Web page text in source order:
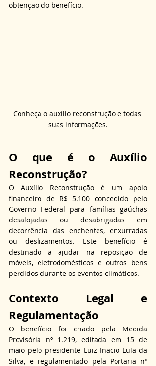
obtenção do benefício.
Conheça o auxílio reconstrução e todas
suas informações.
O que é o Auxílio
Reconstrução?
O Auxílio Reconstrução é um apoio
financeiro de R$ 5.100 concedido pelo
Governo Federal para famílias gaúchas
desalojadas ou desabrigadas em
decorrência das enchentes, enxurradas
ou deslizamentos. Este benefício é
destinado a ajudar na reposição de
móveis, eletrodomésticos e outros bens
perdidos durante os eventos climáticos.
Contexto Legal e
Regulamentação
O benefício foi criado pela Medida
Provisória nº 1.219, editada em 15 de
maio pelo presidente Luiz Inácio Lula da
Silva, e regulamentado pela Portaria nº